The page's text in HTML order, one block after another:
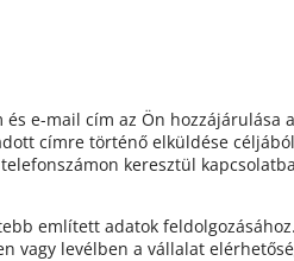
e-mail cím az Ön
címre történő elküldése
keresztül
említett adatok
vagy levélben a vállalat